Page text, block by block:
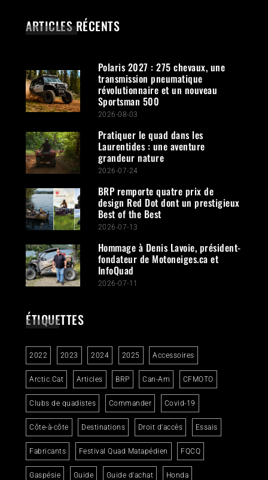
ARTICLES RÉCENTS
Polaris 2027 : 275 chevaux, une
transmission pneumatique
révolutionnaire et un nouveau
Sportsman 500
2026-08-03
Pratiquer le quad dans les
Laurentides : une aventure
grandeur nature
2026-07-24
BRP remporte quatre prix de
design Red Dot dont un prestigieux
Best of the Best
2026-07-13
Hommage à Denis Lavoie, président-
fondateur de Motoneiges.ca et
InfoQuad
2026-07-11
ÉTIQUETTES
2022 2023 2024 2025 Accessoires
Arctic Cat Articles BRP Can-Am CFMOTO
Clubs de quadistes Commander Covid-19
Côte-à-côte Destinations Droit d'accès Essais
Fabricants Festival Quad Matapédien FQCQ
Gaspésie Guide Guide d'achat Honda